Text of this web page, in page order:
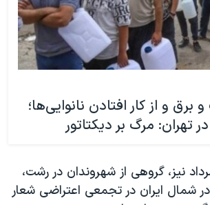
و از کار افتادن نانوایی‌ها؛
تهران: مرگ بر دیکتاتور
چهارشنبه ۱۵ مرداد نیز، گروهی از شهروندان در رشت،
شمال ایران در تجمعی اعتراضی شعار